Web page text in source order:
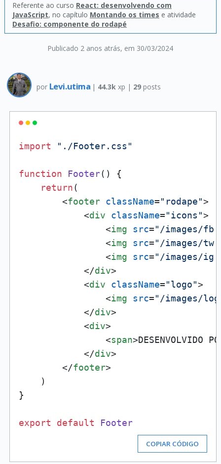
Publicado 2 anos atrás, em 30/03/2024
Referente ao curso React: desenvolvendo com
JavaScript, no capítulo Montando os times e atividade
Desafio: componente do rodapé
por Levi.utima | 44.3k xp | 29 posts
import "./Footer.css"
function Footer( ) {
return(
<footer className="rodape">
<div className="icons">
<img src="/images/
<img src="/images/
<img src="/images/
</div>
<div className="logo">
<img src="/images/
</div>
<div>
<span>DESENVOLVIDO
</div>
</footer>
    )
}
export default Footer
COPIAR CÓDIGO